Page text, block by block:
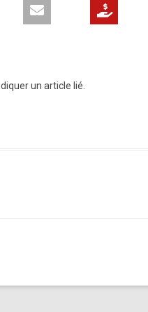
un article lié.